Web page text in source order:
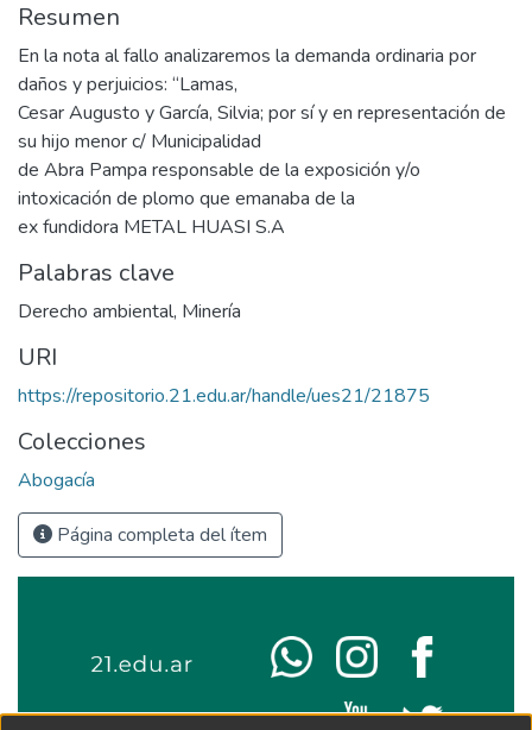
Resumen
En la nota al fallo analizaremos la demanda ordinaria por
daños y perjuicios: “Lamas,
Cesar Augusto y García, Silvia; por sí y en representación de
su hijo menor c/ Municipalidad
de Abra Pampa responsable de la exposición y/o
intoxicación de plomo que emanaba de la
ex fundidora METAL HUASI S.A
Palabras clave
Derecho ambiental, Minería
URI
https://repositorio.21.edu.ar/handle/ues21/21875
Colecciones
Abogacía
Página completa del ítem